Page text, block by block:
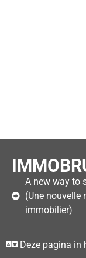
A new way to
(Une nouvelle
immobilier)
Deze pagina in